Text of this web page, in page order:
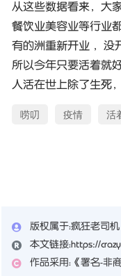
从这些数据看来，大
餐饮业美容业等行业
有的洲重新开业 ，没
所以今年只要活着就
人活在世上除了生死
唠叨 疫情 活
版权属于：疯狂老司机
本文链接：https://
作品采用： 《署名-非商